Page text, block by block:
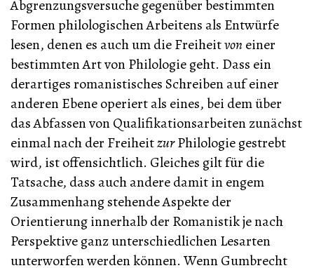
Abgrenzungsversuche gegenüber bestimmten
Formen philologischen Arbeitens als Entwürfe
lesen, denen es auch um die Freiheitvon einer
bestimmten Art von Philologie geht. Dass ein
derartiges romanistisches Schreiben auf einer
anderen Ebene operiert als eines, bei dem über
das Abfassen von Qualifikationsarbeiten zunächst
einmal nach der FreiheitzurPhilologie gestrebt
wird, ist offensichtlich. Gleiches gilt für die
Tatsache, dass auch andere damit in engem
Zusammenhang stehende Aspekte der
Orientierung innerhalb der Romanistik je nach
Perspektive ganz unterschiedlichen Lesarten
unterworfen werden können. Wenn Gumbrecht